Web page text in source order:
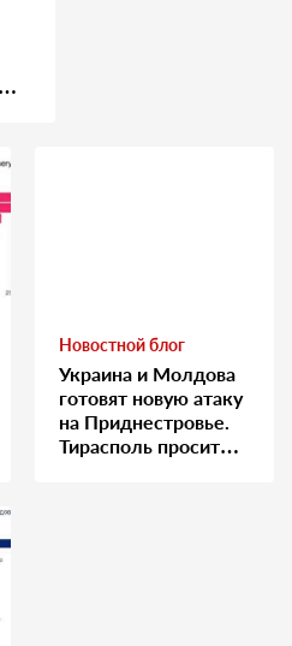
Новостной блог
Украина и Молдова
готовят новую атаку
на Приднестровье.
Тирасполь просит